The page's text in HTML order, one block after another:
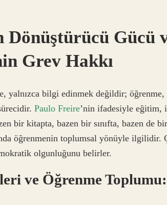
Dönüştürücü Gücü
Grev Hakkı
yalnızca bilgi edinmek değildir; öğrenme,
Paulo Freire’nin ifadesiyle eğitim,
bir kitapta, bazen bir sınıfta, bazen de
öğrenmenin toplumsal yönüyle ilgilidir.
olgunluğunu belirler.
ve Öğrenme